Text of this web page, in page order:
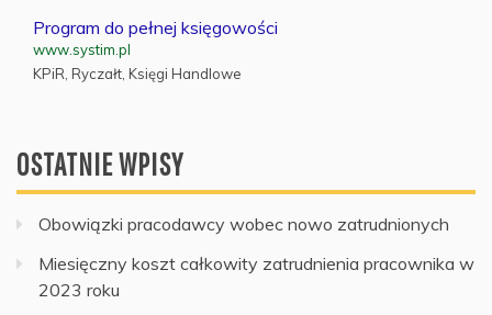
Program do pełnej księgowości
www.systim.pl
KPiR, Ryczałt, Księgi Handlowe
OSTATNIE WPISY
Obowiązki pracodawcy wobec nowo zatrudnionych
Miesięczny koszt całkowity zatrudnienia pracownika w
2023 roku